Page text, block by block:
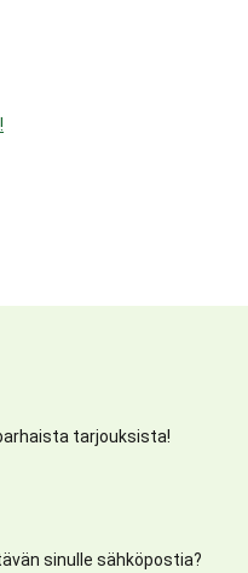
tarjouksista!
sinulle sähköpostia?